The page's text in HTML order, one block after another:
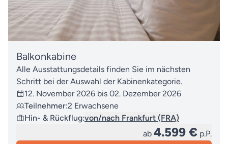
Balkonkabine
Alle Ausstattungsdetails finden Sie im nächsten
Schritt bei der Auswahl der Kabinenkategorie.
12. November 2026 bis 02. Dezember 2026
Teilnehmer:2 Erwachsene
Hin- & Rückflug:
von/nach Frankfurt (FRA)
ab 4.599 € p.P.